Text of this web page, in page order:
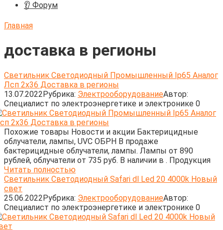
👂 Форум
Главная
доставка в регионы
Светильник Светодиодный Промышленный Ip65 Аналог
Лсп 2х36 Доставка в регионы
13.07.2022Рубрика: ЭлектрооборудованиеАвтор:
Cпециалист по электроэнергетике и электронике 0
Похожие товары Новости и акции Бактерицидные
облучатели, лампы, UVC ОБРН В продаже
бактерицидные облучатели, лампы. Лампы от 890
рублей, облучатели от 735 руб. В наличии в . Продукция
Читать полностью
Светильник Светодиодный Safari dl Led 20 4000k Новый
свет
25.06.2022Рубрика: ЭлектрооборудованиеАвтор:
Cпециалист по электроэнергетике и электронике 0